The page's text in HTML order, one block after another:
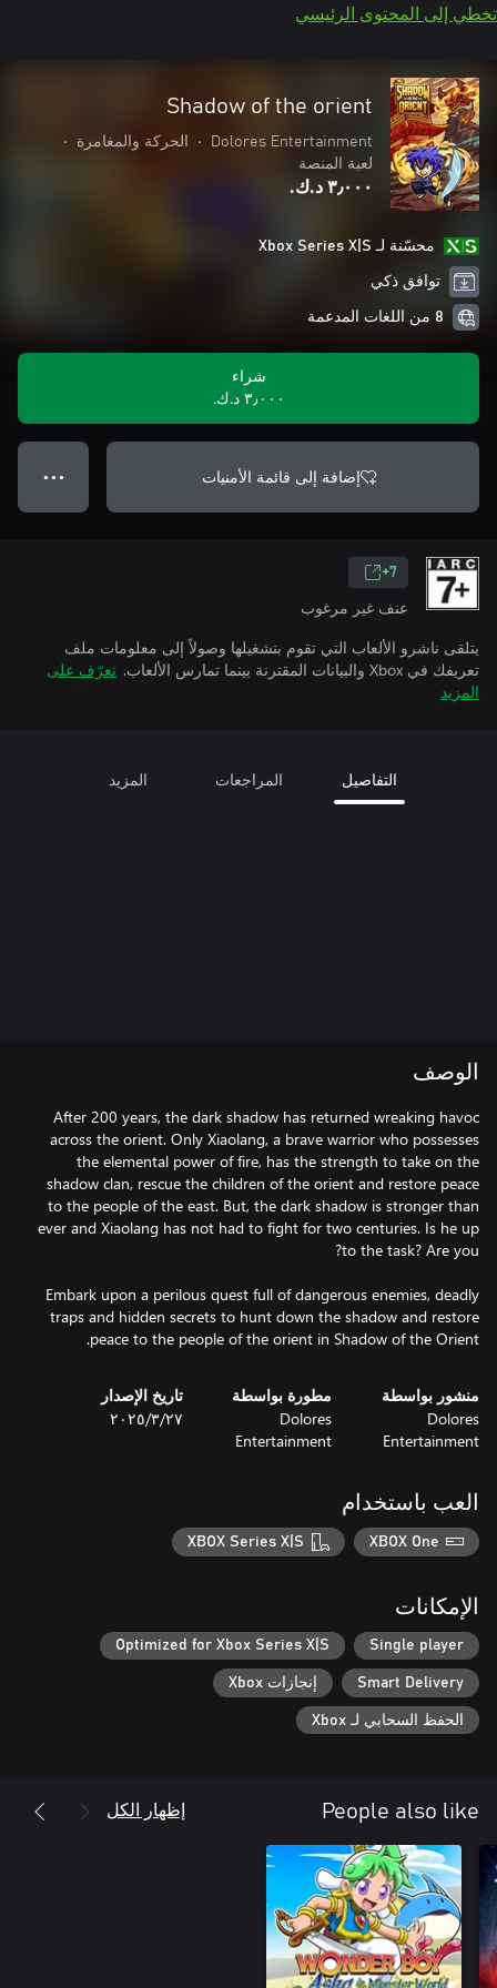
تخطي إلى المحتوى الرئيسي
Shadow of the orient
Dolores Entertainment
• الحركة والمغامرة
•
لعبة المنصة
٣٫٠٠٠ د.ك.‏
محسّنة لـ Xbox Series X|S
توافق ذكي
8 من اللغات المدعمة
شراء
٣٫٠٠٠ د.ك.‏
إضافة إلى قائمة الأمنيات ● ● ●
7+
عنف غير مرغوب
يتلقى ناشرو الألعاب التي تقوم بتشغيلها وصولاً إلى معلومات ملف
تعريفك في Xbox والبيانات المقترنة بينما تمارس الألعاب.
تعرّف على
المزيد
التفاصيل المراجعات المزيد
الوصف
After 200 years, the dark shadow has returned wreaking havoc
across the orient. Only Xiaolang, a brave warrior who possesses
the elemental power of fire, has the strength to take on the
shadow clan, rescue the children of the orient and restore peace
to the people of the east. But, the dark shadow is stronger than
ever and Xiaolang has not had to fight for two centuries. Is he up
Embark upon a perilous quest full of dangerous enemies, deadly
traps and hidden secrets to hunt down the shadow and restore
peace to the people of the orient in Shadow of the Orient.
منشور بواسطة
Dolores
Entertainment
مطورة بواسطة
Dolores
Entertainment
تاريخ الإصدار
٢٧‏/٣‏/٢٠٢٥
العب باستخدام
XBOX One
XBOX Series X|S
الإمكانات
Single player
Optimized for Xbox Series X|S
Smart Delivery إنجازات Xbox
الحفظ السحابي لـ Xbox
People also like إظهار الكل